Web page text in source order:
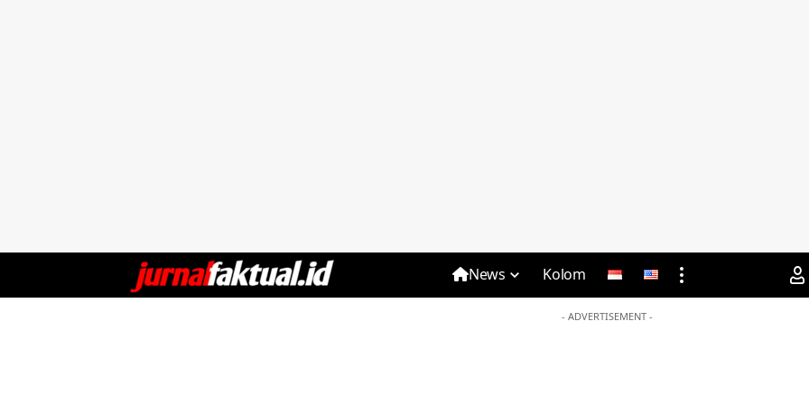
News Kolom
- ADVERTISEMENT -